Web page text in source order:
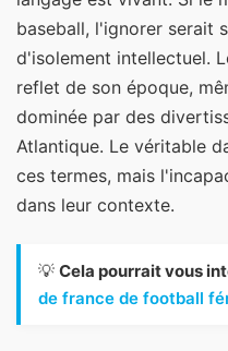
baseball, l'ignorer serait
d'isolement intellectuel.
reflet de son époque,
dominée par des
Atlantique. Le véritable
ces termes, mais
dans leur contexte.
💡 Cela pourrait vous
de france de football